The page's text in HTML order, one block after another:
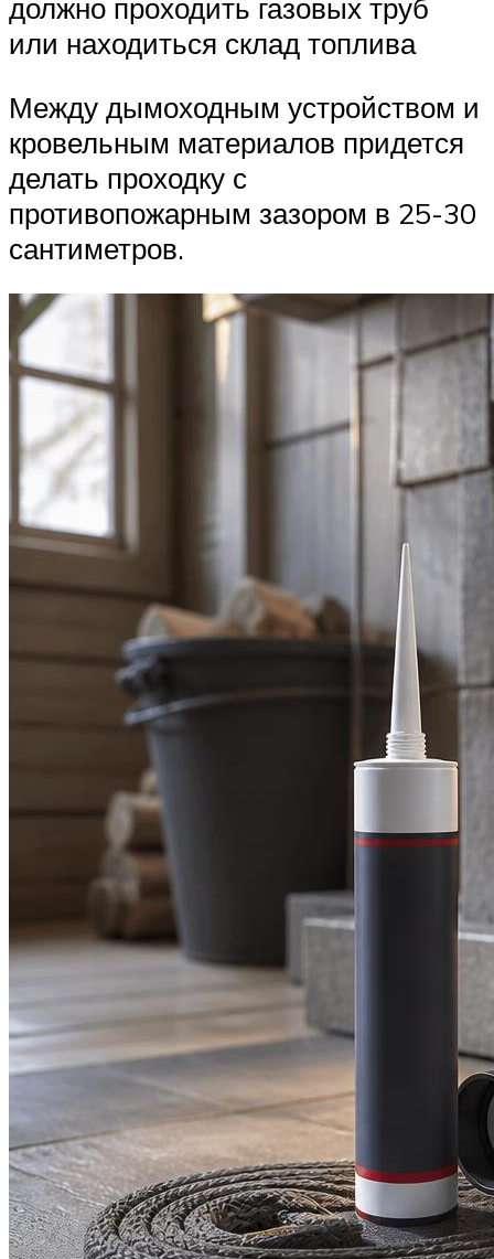
должно проходить газовых труб
или находиться склад топлива
Между дымоходным устройством и
кровельным материалов придется
делать проходку с
противопожарным зазором в 25-30
сантиметров.